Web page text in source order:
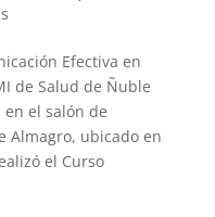
Efectiva en
de Salud de Ñuble
en el salón de
Almagro, ubicado en
el Curso